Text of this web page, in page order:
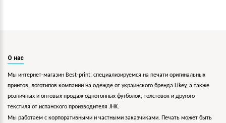
О нас
Мы интернет-магазин Best-print, специализируемся на печати оригинальных
принтов, логотипов компании на одежде от украинского бренда Likey, а также
розничных и оптовых продаж однотонных футболок, толстовок и другого
текстиля от испанского производителя JHK.
Мы работаем с корпоративными и частными заказчиками. Печать может быть